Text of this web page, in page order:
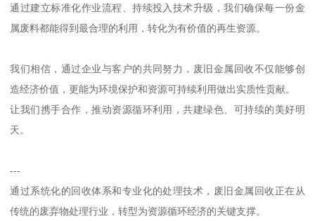
通过建立标准化作业流程、持续投入技术升级，我们确保每一份金
属废料都能得到最合理的利用，转化为有价值的再生资源。
我们相信，通过企业与客户的共同努力，废旧金属回收不仅能够创
造经济价值，更能为环境保护和资源可持续利用做出实质性贡献。
让我们携手合作，推动资源循环利用，共建绿色、可持续的美好明
天。
---
通过系统化的回收体系和专业化的处理技术，废旧金属回收正在从
传统的废弃物处理行业，转型为资源循环经济的关键支撑。